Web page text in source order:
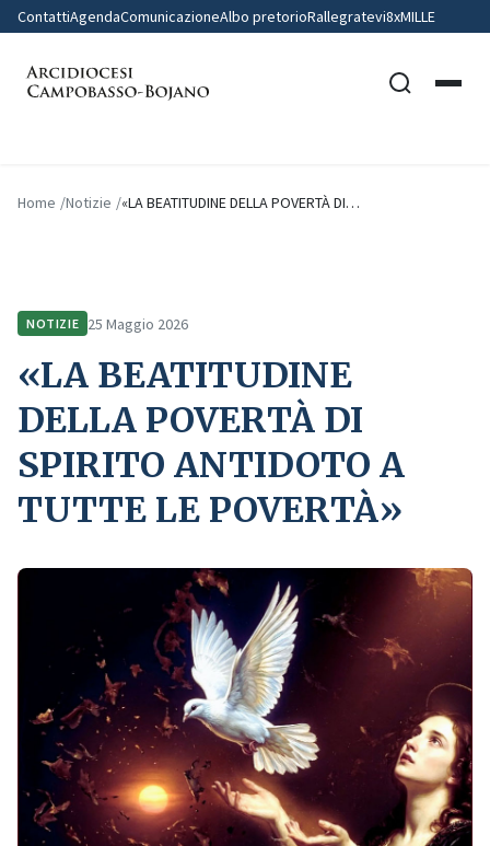
ContattiAgendaComunicazioneAlbo pretorioRallegratevi8xMILLE
Home Notizie «LA BEATITUDINE DELLA POVERTÀ DI…
NOTIZIE 25 Maggio 2026
«LA BEATITUDINE
DELLA POVERTÀ DI
SPIRITO ANTIDOTO A
TUTTE LE POVERTÀ»